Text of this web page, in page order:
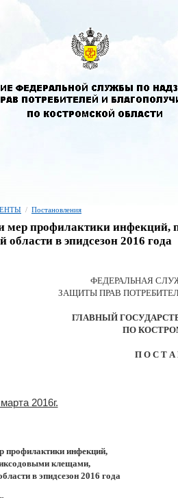
/ Постановления
мер профилактики
области в эпидсезон 2016 года
ФЕДЕРАЛЬНАЯ
ЗАЩИТЫ ПРАВ
ГЛАВНЫЙ
ПО
П О С Т А
2016г.
профилактики инфекций,
клещами,
в эпидсезон 2016 года